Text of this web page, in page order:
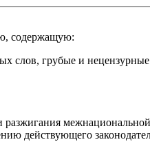
содержащую:
слов, грубые и
разжигания
действующего